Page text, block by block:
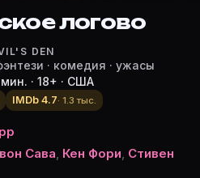
Ghoul #1
Dancer / Ghoul #2
логово
DEN
· комедия · ужасы
· 18+ · США
IMDb 4.7· 1.3 тыс.
Сава, Кен Фори, Стивен